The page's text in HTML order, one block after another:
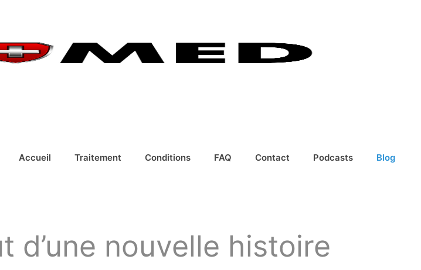
Accueil Traitement Conditions FAQ Contact Podcasts Blog
d’une nouvelle histoire